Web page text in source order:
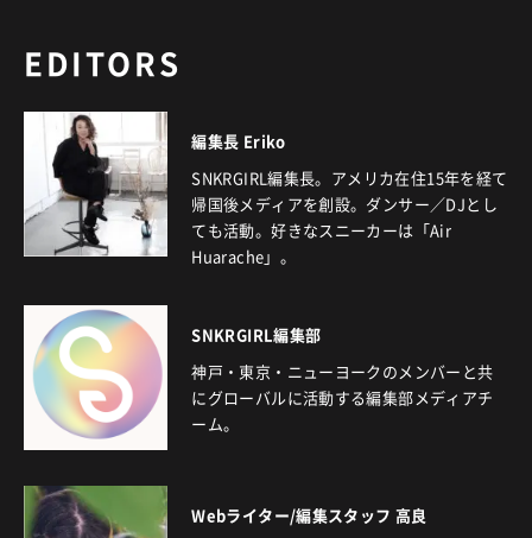
EDITORS
編集長 Eriko
SNKRGIRL編集長。アメリカ在住15年を経て
帰国後メディアを創設。ダンサー／DJとし
ても活動。好きなスニーカーは「Air
Huarache」。
SNKRGIRL編集部
神戸・東京・ニューヨークのメンバーと共
にグローバルに活動する編集部メディアチ
ーム。
Webライター/編集スタッフ 高良